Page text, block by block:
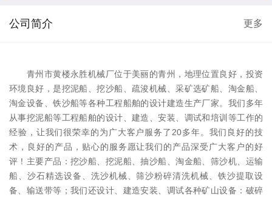
公司简介 更多
青州市黄楼永胜机械厂位于美丽的青州，地理位置良好，投资
环境良好，是挖泥船、挖沙船、疏浚机械、采矿选矿船、淘金船、
淘金设备、铁沙船等各种工程船舶的设计建造生产厂家。我们多年
从事挖泥船等工程船舶的设计、建造、安装、调试和培训等工作的
经验，让我们很荣幸的为广大客户服务了20多年。我们良好的技
术，良好的产品，贴心的服务愿让我们的产品深受广大客户的好
评！主要产品：挖沙船、挖泥船、抽沙船、淘金船、筛沙机、运输
船、沙石精选设备、洗沙机械、筛沙粉碎清洗机械、铁沙提取设
备、输送带等；我们还设计、建造安装、调试各种矿山设备：破碎